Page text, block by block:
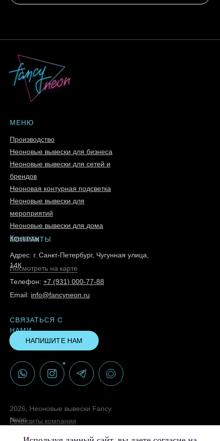
МЕНЮ
Производство
Неоновые вывески для бизнеса
Неоновые вывески для сетей и
брендов
Неоновая контурная подсветка
Неоновые вывески для
мероприятий
Неоновые вывески для дома
Контакты
КОНТАКТЫ
Посмотреть на карте
Адрес: г. Санкт-Петербург, Чугунная улица,
14К
Телефон: +7 (931) 000-77-88
Email: info@fancyneon.ru
Реквизиты компании
2026, Неоновые вывески Fancy
Neon
СВЯЗАТЬСЯ С
НАМИ
НАПИШИТЕ НАМ
*